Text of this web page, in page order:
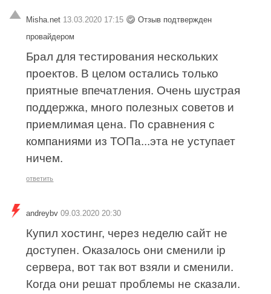
Misha.net 13.03.2020 17:15
Отзыв подтвержден
провайдером
Брал для тестирования нескольких
проектов. В целом остались только
приятные впечатления. Очень шустрая
поддержка, много полезных советов и
приемлимая цена. По сравнения с
компаниями из ТОПа...эта не уступает
ничем.
ответить
andreybv 09.03.2020 20:30
Купил хостинг, через неделю сайт не
доступен. Оказалось они сменили ip
сервера, вот так вот взяли и сменили.
Когда они решат проблемы не сказали.